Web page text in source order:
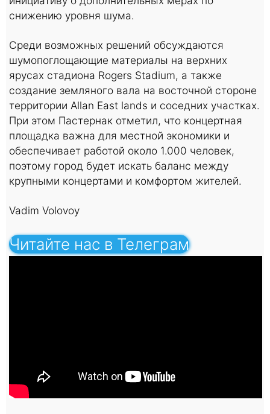
снижению уровня шума.
Среди возможных решений обсуждаются
шумопоглощающие материалы на верхних
ярусах стадиона Rogers Stadium, а также
создание земляного вала на восточной стороне
территории Allan East lands и соседних участках.
При этом Пастернак отметил, что концертная
площадка важна для местной экономики и
обеспечивает работой около 1.000 человек,
поэтому город будет искать баланс между
крупными концертами и комфортом жителей.
Vadim Volovoy
Читайте нас в Телеграм